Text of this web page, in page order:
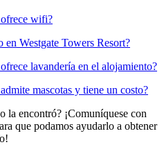
ofrece wifi?
en Westgate Towers Resort?
lavandería en el alojamiento?
mascotas y tiene un costo?
la encontró? ¡Comuníquese con
que podamos ayudarlo a obtener